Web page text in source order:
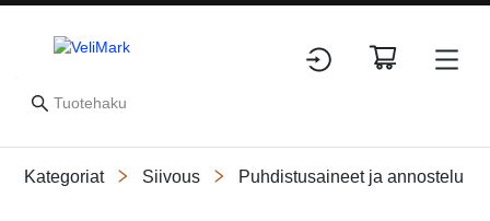
Kategoriat Siivous Puhdistusaineet ja annostelu